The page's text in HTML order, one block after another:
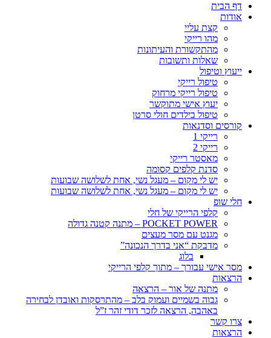
דף הבית
אודות
קצת עליי
מהו רייקי
מהתקשורת והעיתונות
שאלות ותשובות
ייעוץ וטיפול
טיפול רייקי
טיפול רייקי מרחוק
יעוץ אישי מתוקשר
טיפול בילדים חולי סרטן
קורסים וסדנאות
רייקי 1
רייקי 2
מאסטר רייקי
סדנת קלפים קסומה
יש לי מקום – מעגל נשי, אחת לשלושה שבועות
יש לי מקום – מעגל נשי, אחת לשלושה שבועות
חלי שופ
קלפי הרייקי של חלי
POCKET POWER – מתנה קטנה גדולה
מגנט עם מסר מעצים
מדבקת “אני בדרך הנכונה”
בלוג
מסר אישי עבורך – מתוך קלפי הרייקי
הרצאות
מתנה של אור – הרצאה
גבוה בשמיים ועמוק בלב – מהתרסקות ואובדן לבחירה
באהבה, הרצאה לזכר דודי זהר ז”ל
צרו קשר
הרצאות